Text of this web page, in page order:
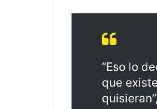
“Eso lo
que